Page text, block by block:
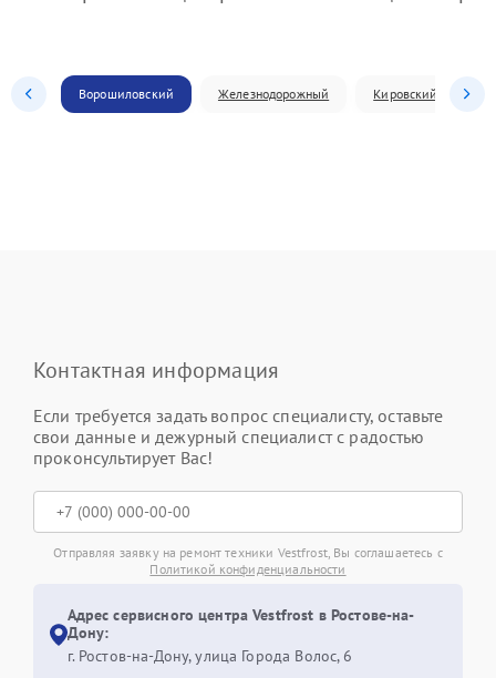
Ворошиловский Железнодорожный Кировский
Контактная информация
Если требуется задать вопрос специалисту, оставьте
свои данные и дежурный специалист с радостью
проконсультирует Вас!
Отправляя заявку на ремонт техники Vestfrost, Вы соглашаетесь с
Политикой конфиденциальности
Адрес сервисного центра Vestfrost в Ростове-на-
Дону:
г. Ростов-на-Дону, улица Города Волос, 6